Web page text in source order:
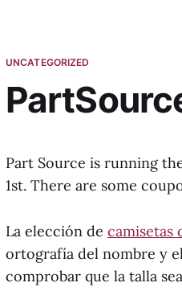
UNCATEGORIZED
Part Source is running
1st. There are some
La elección de camisetas
ortografía del nombre y
comprobar que la talla